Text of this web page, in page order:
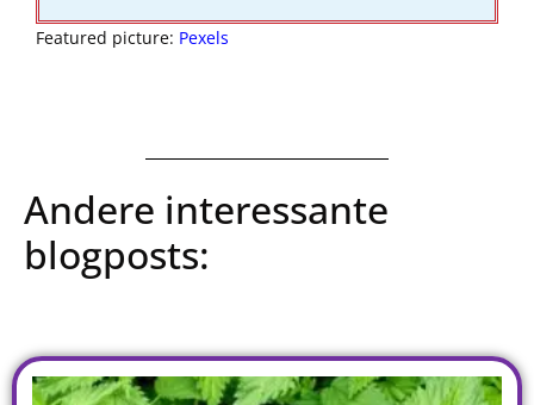
Featured picture: Pexels
Andere interessante
blogposts: